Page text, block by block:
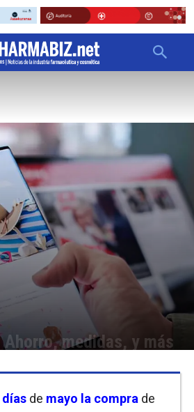
Ahorro, medidas, y más
días de mayo la compra de